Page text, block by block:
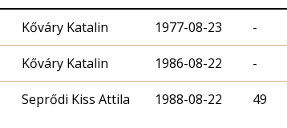
Kőváry Katalin 1977-08-23 -
Kőváry Katalin 1986-08-22 -
Seprődi Kiss Attila 1988-08-22 49